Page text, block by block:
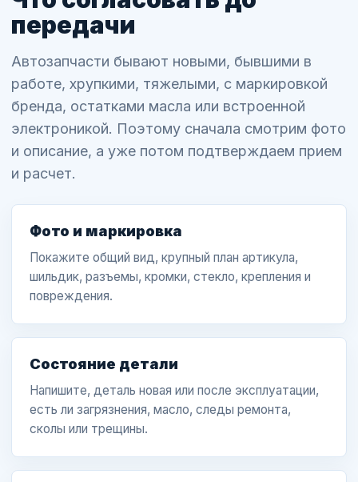
передачи
Автозапчасти бывают новыми, бывшими в
работе, хрупкими, тяжелыми, с маркировкой
бренда, остатками масла или встроенной
электроникой. Поэтому сначала смотрим фото
и описание, а уже потом подтверждаем прием
и расчет.
Фото и маркировка
Покажите общий вид, крупный план артикула,
шильдик, разъемы, кромки, стекло, крепления и
повреждения.
Состояние детали
Напишите, деталь новая или после эксплуатации,
есть ли загрязнения, масло, следы ремонта,
сколы или трещины.